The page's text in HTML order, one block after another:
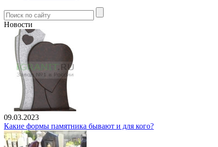
Новости
09.03.2023
Какие формы памятника бывают и для кого?